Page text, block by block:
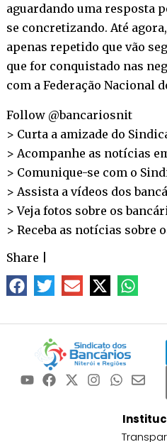
aguardando uma resposta
se concretizando. Até
apenas repetido que vão
que for conquistado nas
com a Federação Nacional
Follow @bancariosnit
> Curta a amizade do
> Acompanhe as notícias
> Comunique-se com o
> Assista a vídeos dos
> Veja fotos sobre os
> Receba as notícias sobre
Share